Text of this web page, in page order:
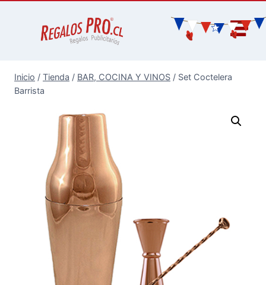
Inicio / Tienda / BAR, COCINA Y VINOS / Set Coctelera
Barrista